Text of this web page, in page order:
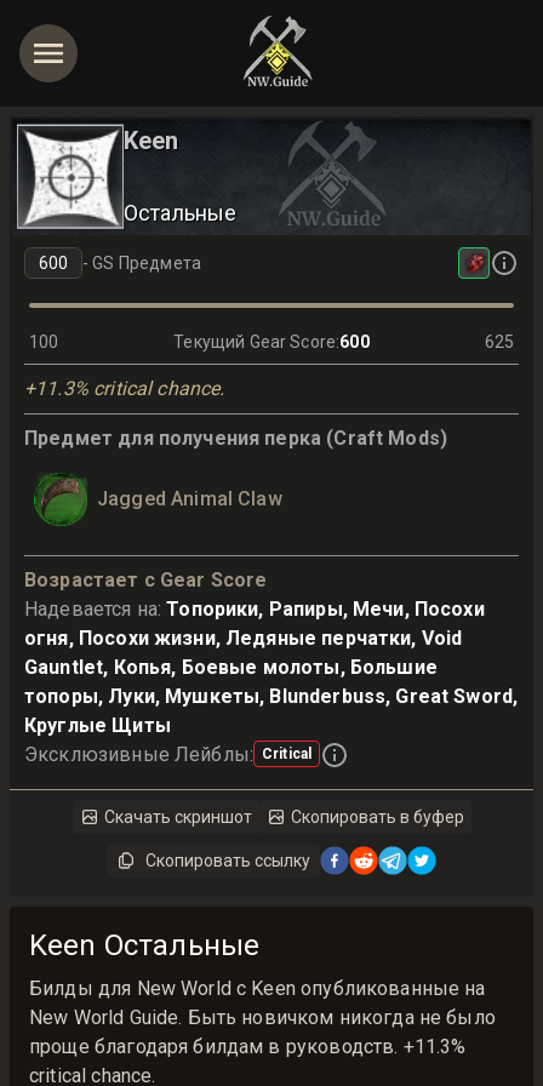
Keen
Остальные
-GS Предмета
100 Текущий Gear Score:600 625
+11.3% critical chance.
Предмет для получения перка (Craft Mods)
Jagged Animal Claw
Возрастает с Gear Score
Надевается на: Топорики, Рапиры, Мечи, Посохи
огня, Посохи жизни, Ледяные перчатки, Void
Gauntlet, Копья, Боевые молоты, Большие
топоры, Луки, Мушкеты, Blunderbuss, Great Sword,
Круглые Щиты
Эксклюзивные Лейблы: Critical
Скачать скриншот Скопировать в буфер
Скопировать ссылку
Keen Остальные
Билды для New World с Keen опубликованные на
New World Guide. Быть новичком никогда не было
проще благодаря билдам в руководств. +11.3%
critical chance.